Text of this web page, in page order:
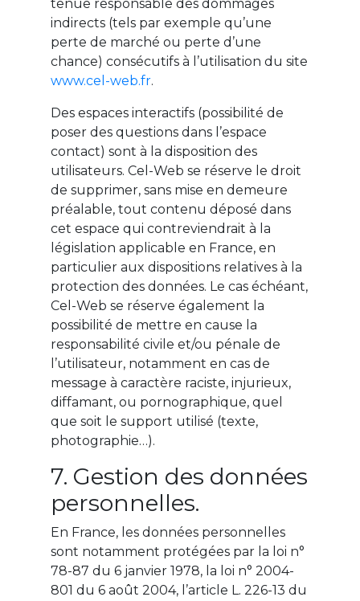
tenue responsable des dommages
indirects (tels par exemple qu’une
perte de marché ou perte d’une
chance) consécutifs à l’utilisation du site
www.cel-web.fr.
Des espaces interactifs (possibilité de
poser des questions dans l’espace
contact) sont à la disposition des
utilisateurs. Cel-Web se réserve le droit
de supprimer, sans mise en demeure
préalable, tout contenu déposé dans
cet espace qui contreviendrait à la
législation applicable en France, en
particulier aux dispositions relatives à la
protection des données. Le cas échéant,
Cel-Web se réserve également la
possibilité de mettre en cause la
responsabilité civile et/ou pénale de
l’utilisateur, notamment en cas de
message à caractère raciste, injurieux,
diffamant, ou pornographique, quel
que soit le support utilisé (texte,
photographie…).
7. Gestion des données
personnelles.
En France, les données personnelles
sont notamment protégées par la loi n°
78-87 du 6 janvier 1978, la loi n° 2004-
801 du 6 août 2004, l’article L. 226-13 du